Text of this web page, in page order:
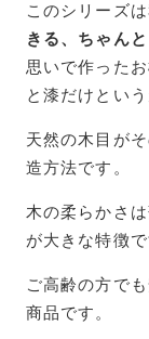
このシリーズ
きる、ちゃん
思いで作った
と漆だけとい
天然の木目が
造方法です。
木の柔らかさ
が大きな特徴で
ご高齢の方で
商品です。